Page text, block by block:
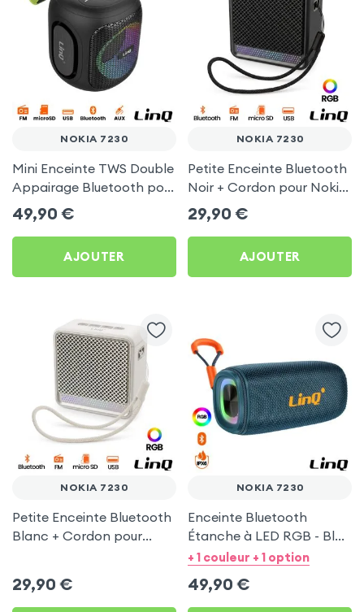
NOKIA 7230
Mini Enceinte TWS Double
Appairage Bluetooth pour
Nokia 7230
49,90 €
AJOUTER
NOKIA 7230
Petite Enceinte Bluetooth
Noir + Cordon pour Nokia
7230
29,90 €
AJOUTER
NOKIA 7230
Petite Enceinte Bluetooth
Blanc + Cordon pour
29,90 €
NOKIA 7230
Enceinte Bluetooth
Étanche à LED RGB - Bleu
pour Nokia 7230
+ 1 couleur + 1 option
49,90 €